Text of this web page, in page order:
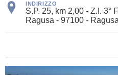
INDIRIZZO
S.P. 25, km 2,00 - Z.I. 3°
Ragusa - 97100 -